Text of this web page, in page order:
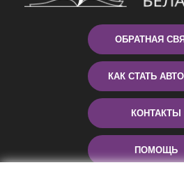
ОБРАТНАЯ
КАК СТАТЬ
КОНТАКТЫ
ПОМОЩЬ